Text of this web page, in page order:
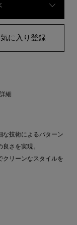
に入り登録
詳細
な技術によるパターン
さを実現。
クリーンなスタイルを